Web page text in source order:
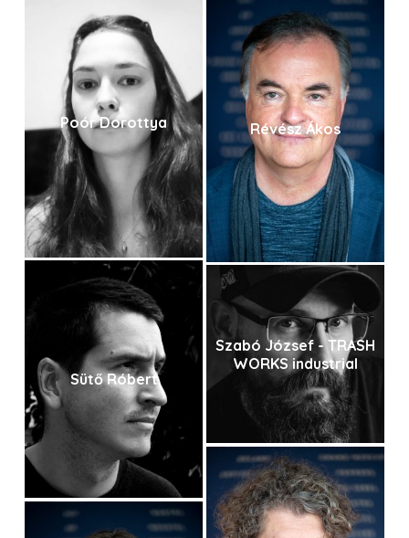
Poór Dorottya Révész Ákos
Sütő Róbert
Szabó József - TRASH
WORKS industrial